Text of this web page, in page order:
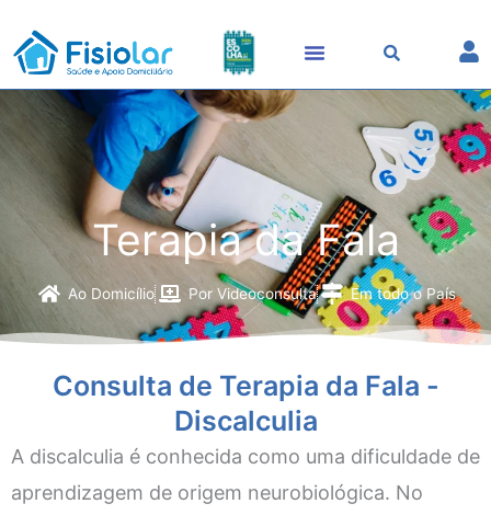
content
Terapia da Fala
Ao Domicílio Por Videoconsulta Em todo o País
Consulta de Terapia da Fala -
Discalculia
A discalculia é conhecida como uma dificuldade de
aprendizagem de origem neurobiológica. No